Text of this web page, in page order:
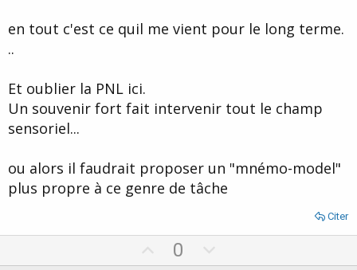
en tout c'est ce quil me vient pour le long terme.
..
Et oublier la PNL ici.
Un souvenir fort fait intervenir tout le champ
sensoriel...
ou alors il faudrait proposer un "mnémo-model"
plus propre à ce genre de tâche
Citer
0